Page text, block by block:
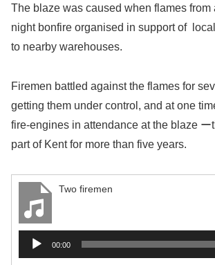
The blaze was caused when flames from
night bonfire organised in support of
to nearby warehouses.
Firemen battled against the flames for
getting them under control, and at one
fire-engines in attendance at the blaze
part of Kent for more than five years.
Two firemen
00:00